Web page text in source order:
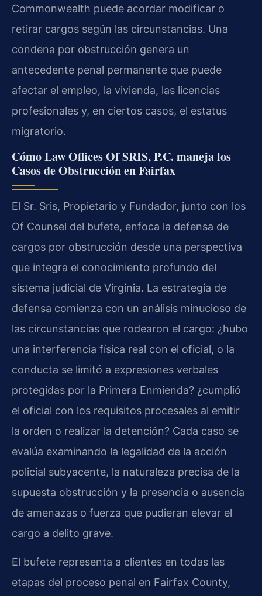
Commonwealth puede acordar modificar o
retirar cargos según las circunstancias. Una
condena por obstrucción genera un
antecedente penal permanente que puede
afectar el empleo, la vivienda, las licencias
profesionales y, en ciertos casos, el estatus
migratorio.
Cómo Law Offices Of SRIS, P.C. maneja los
Casos de Obstrucción en Fairfax
El Sr. Sris, Propietario y Fundador, junto con los
Of Counsel del bufete, enfoca la defensa de
cargos por obstrucción desde una perspectiva
que integra el conocimiento profundo del
sistema judicial de Virginia. La estrategia de
defensa comienza con un análisis minucioso de
las circunstancias que rodearon el cargo: ¿hubo
una interferencia física real con el oficial, o la
conducta se limitó a expresiones verbales
protegidas por la Primera Enmienda? ¿cumplió
el oficial con los requisitos procesales al emitir
la orden o realizar la detención? Cada caso se
evalúa examinando la legalidad de la acción
policial subyacente, la naturaleza precisa de la
supuesta obstrucción y la presencia o ausencia
de amenazas o fuerza que pudieran elevar el
cargo a delito grave.
El bufete representa a clientes en todas las
etapas del proceso penal en Fairfax County,